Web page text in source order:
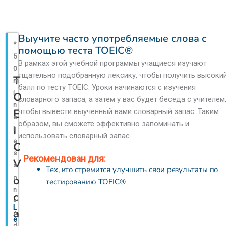
T
O
E
I
C
V
o
c
a
*
5
0
m
i
n
s
l
e
s
s
o
n
*
A
L
e
Выучите часто употребляемые слова с
помощью теста TOEIC®
В рамках этой учебной программы учащиеся изучают
тщательно подобранную лексику, чтобы получить
балл по тесту TOEIC. Уроки начинаются с изучения
словарного запаса, а затем у вас будет беседа с учителем,
чтобы вывести выученный вами словарный запас. Таким
образом, вы сможете эффективно запоминать и
использовать словарный запас.
Рекомендован для:
Тех, кто стремится улучшить свои результаты по
тестированию TOEIC®